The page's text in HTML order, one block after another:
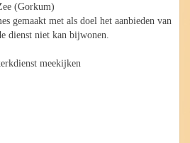
(Gorkum)
gemaakt met als doel het aanbieden van
dienst niet kan bijwonen.
meekijken